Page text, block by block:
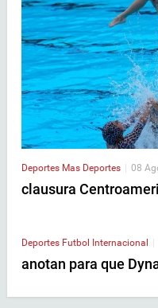
Deportes Mas Deportes | 08
clausura
Deportes Futbol Internacional
anotan para que